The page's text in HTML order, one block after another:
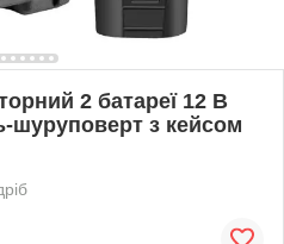
2 батареї 12 В
шуруповерт з кейсом